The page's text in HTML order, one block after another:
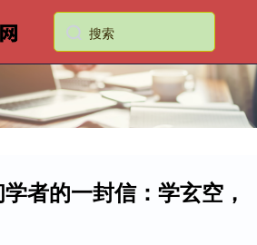
者的一封信：学玄空，